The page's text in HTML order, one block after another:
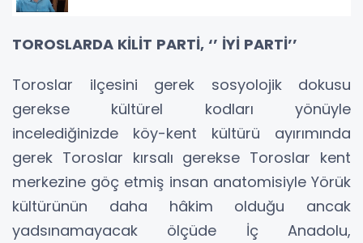
TOROSLARDA KİLİT PARTİ, ‘’ İYİ PARTİ’’
Toroslar ilçesini gerek sosyolojik dokusu
gerekse kültürel kodları yönüyle
incelediğinizde köy-kent kültürü ayırımında
gerek Toroslar kırsalı gerekse Toroslar kent
merkezine göç etmiş insan anatomisiyle Yörük
kültürünün daha hâkim olduğu ancak
yadsınamayacak ölçüde İç Anadolu,